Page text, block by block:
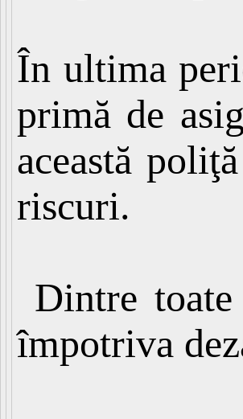
În ultima
primă de
această
riscuri.
Dintre
împotriva